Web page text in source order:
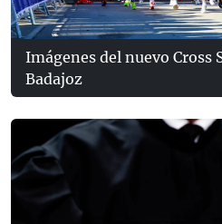
Imágenes del nuevo Cross
Badajoz